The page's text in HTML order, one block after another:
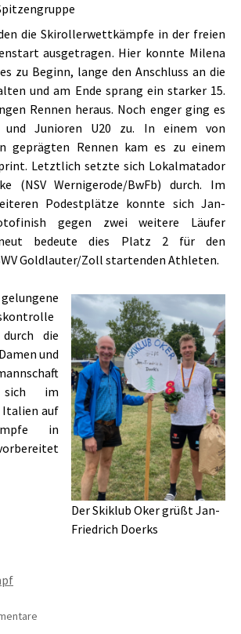
die Skirollerwettkämpfe in der freien
ausgetragen. Hier konnte Milena
zu Beginn, lange den Anschluss an die
und am Ende sprang ein starker 15.
Rennen heraus. Noch enger ging es
Junioren U20 zu. In einem von
geprägten Rennen kam es zu einem
Letztlich setzte sich Lokalmatador
(NSV Wernigerode/BwFb) durch. Im
Podestplätze konnte sich Jan-
gegen zwei weitere Läufer
bedeute dies Platz 2 für den
Goldlauter/Zoll startenden Athleten.
Der Skiklub Oker grüßt Jan-
Friedrich Doerks
die
und
im
Italien auf
in